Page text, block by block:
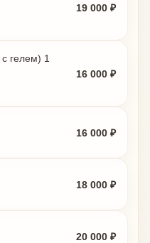
19 000 ₽
гелем) 1
16 000 ₽
16 000 ₽
18 000 ₽
20 000 ₽